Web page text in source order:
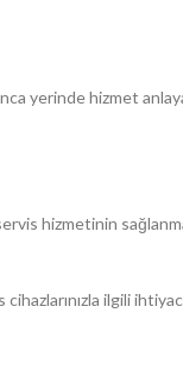
yerinde hizmet
hizmetinin
ilgili